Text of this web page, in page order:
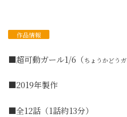
作品情報
■超可動ガール1/6（ちょうかどう
■2019年製作
■全12話（1話約13分）